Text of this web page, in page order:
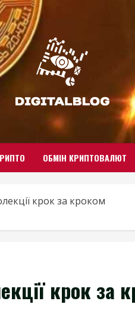
ОБМІН КРИПТОВАЛЮТ
крок за кроком
крок за